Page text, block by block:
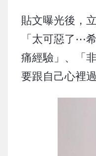
貼文曝光後，
「太可惡了⋯
痛經驗」、「
要跟自己心裡